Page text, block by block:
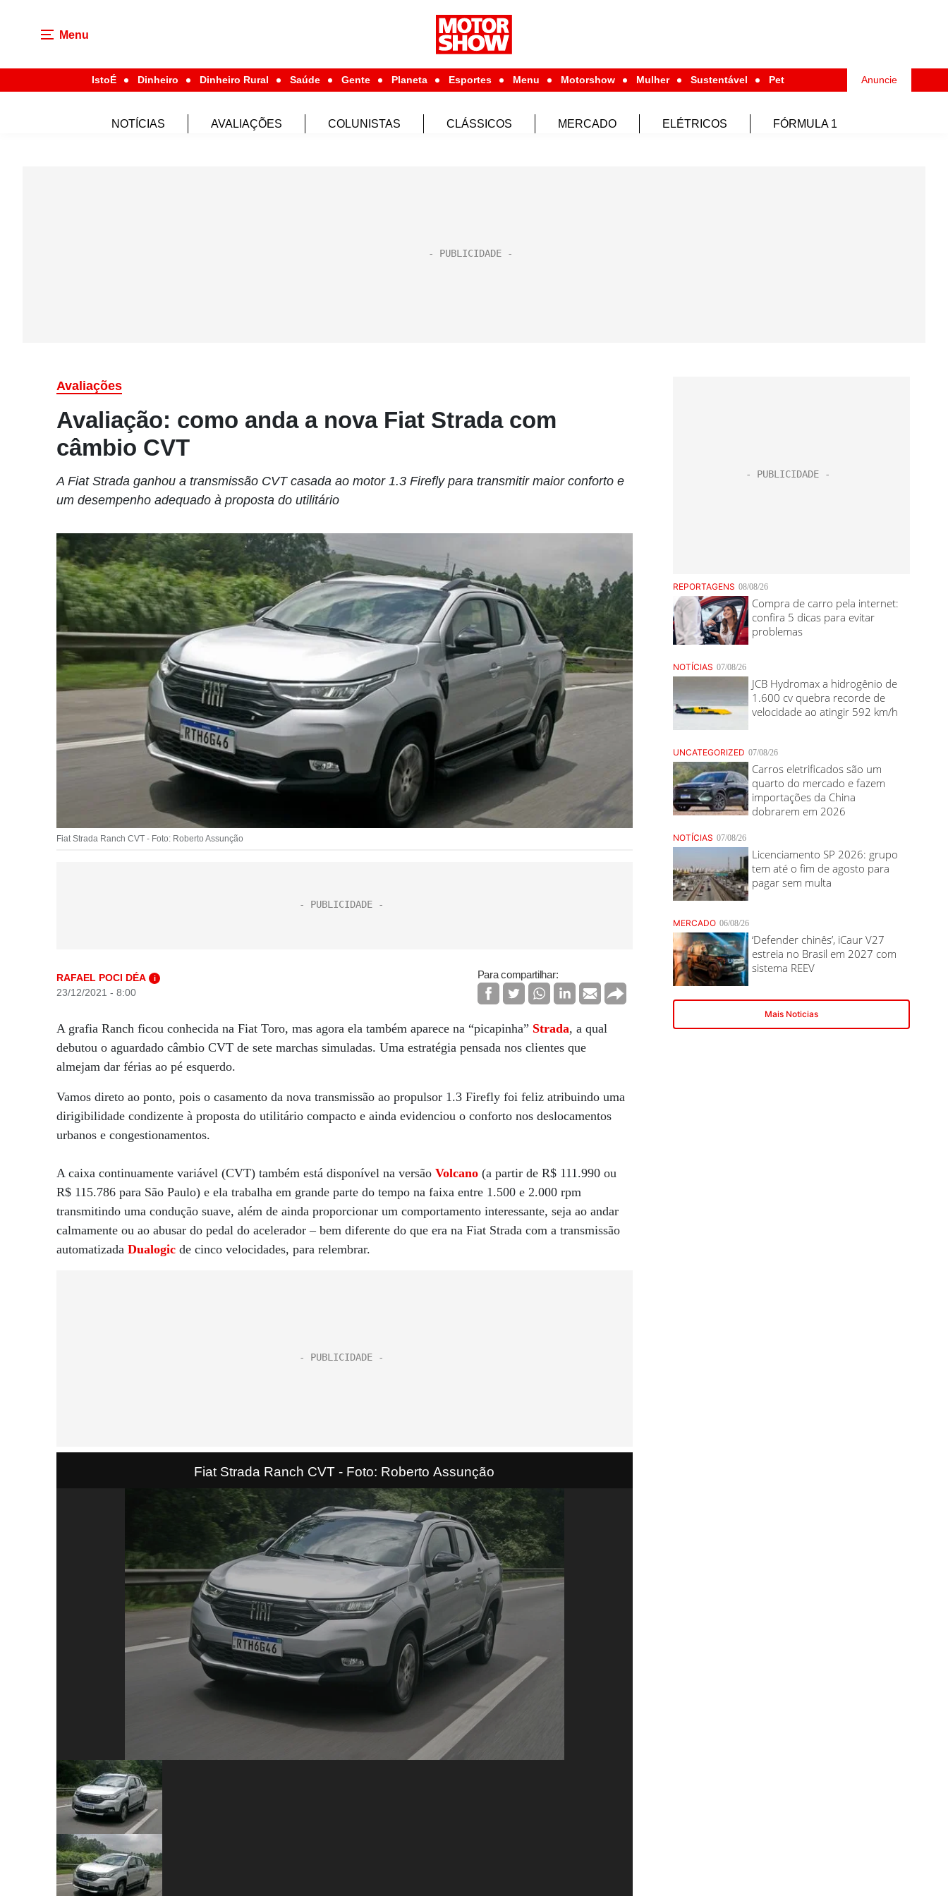
Menu
IstoÉ Dinheiro Dinheiro Rural Saúde Gente Planeta Esportes Menu Motorshow Mulher Sustentável Pet Anuncie
NOTÍCIAS AVALIAÇÕES COLUNISTAS CLÁSSICOS MERCADO ELÉTRICOS FÓRMULA 1
Avaliações
Avaliação: como anda a nova Fiat Strada com
câmbio CVT
A Fiat Strada ganhou a transmissão CVT casada ao motor 1.3 Firefly para transmitir maior conforto e
um desempenho adequado à proposta do utilitário
Fiat Strada Ranch CVT - Foto: Roberto Assunção
RAFAEL POCI DÉA i
23/12/2021 - 8:00
Para compartilhar:
A grafia Ranch ficou conhecida na Fiat Toro, mas agora ela também aparece na “picapinha” Strada, a qual
debutou o aguardado câmbio CVT de sete marchas simuladas. Uma estratégia pensada nos clientes que
almejam dar férias ao pé esquerdo.
Vamos direto ao ponto, pois o casamento da nova transmissão ao propulsor 1.3 Firefly foi feliz atribuindo uma
dirigibilidade condizente à proposta do utilitário compacto e ainda evidenciou o conforto nos deslocamentos
urbanos e congestionamentos.
A caixa continuamente variável (CVT) também está disponível na versão Volcano (a partir de R$ 111.990 ou
R$ 115.786 para São Paulo) e ela trabalha em grande parte do tempo na faixa entre 1.500 e 2.000 rpm
transmitindo uma condução suave, além de ainda proporcionar um comportamento interessante, seja ao andar
calmamente ou ao abusar do pedal do acelerador – bem diferente do que era na Fiat Strada com a transmissão
automatizada Dualogic de cinco velocidades, para relembrar.
Fiat Strada Ranch CVT - Foto: Roberto Assunção